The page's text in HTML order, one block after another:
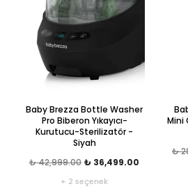
Baby Brezza Bottle Washer
Pro Biberon Yıkayıcı-
Kurutucu-Sterilizatör -
Siyah
₺ 42,999.00 ₺ 36,499.00
+ 2 seçenek
Mini
₺